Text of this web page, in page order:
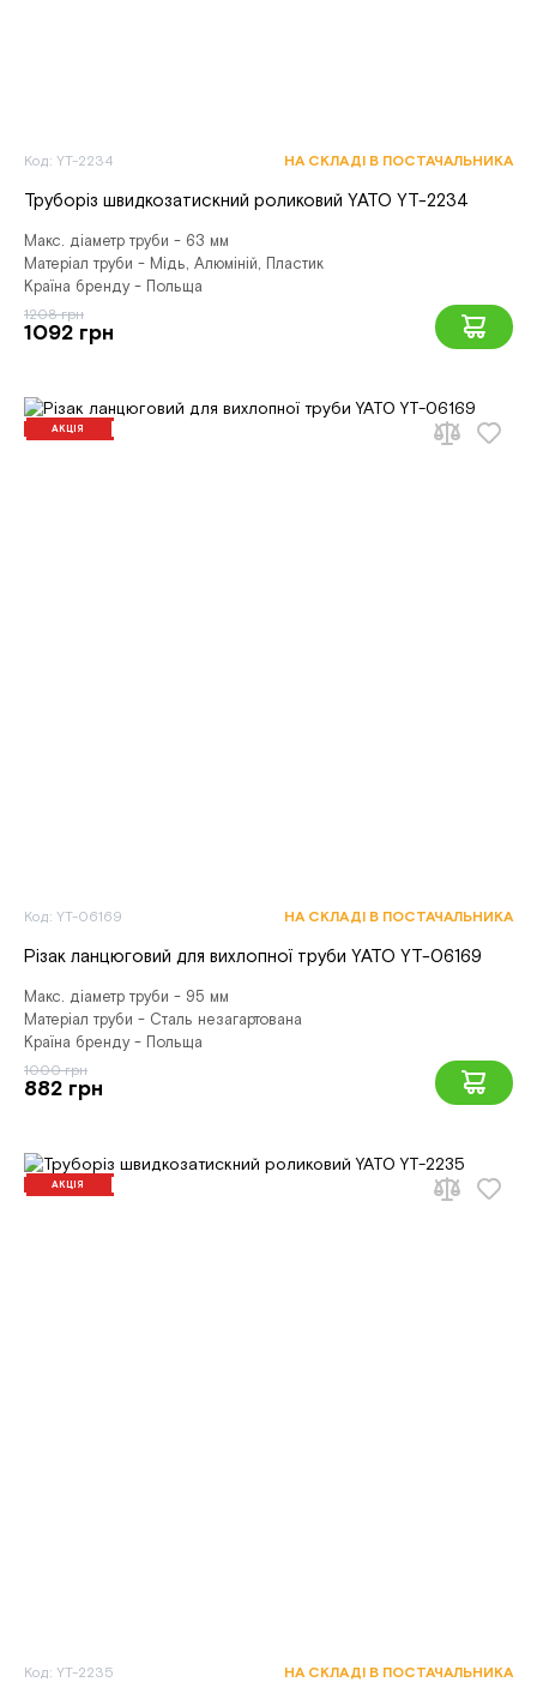
Код: YT-2234 НА СКЛАДІ В ПОСТАЧАЛЬНИКА
Труборіз швидкозатискний роликовий YATO YT-2234
Макс. діаметр труби - 63 мм
Матеріал труби - Мідь, Алюміній, Пластик
Країна бренду - Польща
1208 грн
1092 грн
АКЦІЯ
Код: YT-06169 НА СКЛАДІ В ПОСТАЧАЛЬНИКА
Різак ланцюговий для вихлопної труби YATO YT-06169
Макс. діаметр труби - 95 мм
Матеріал труби - Сталь незагартована
Країна бренду - Польща
1000 грн
882 грн
АКЦІЯ
Код: YT-2235 НА СКЛАДІ В ПОСТАЧАЛЬНИКА